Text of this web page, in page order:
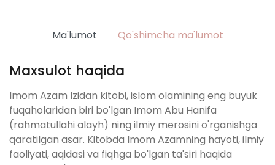
Ma'lumot Qo'shimcha ma'lumot
Maxsulot haqida
Imom Azam Izidan kitobi, islom olamining eng buyuk
fuqaholaridan biri bo'lgan Imom Abu Hanifa
(rahmatullahi alayh) ning ilmiy merosini o'rganishga
qaratilgan asar. Kitobda Imom Azamning hayoti, ilmiy
faoliyati, aqidasi va fiqhga bo'lgan ta'siri haqida